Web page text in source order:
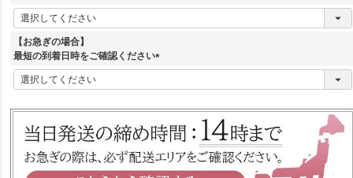
)
(
必
須
)
【お急ぎの場合】
最短の到着日時をご確認ください
(
必
)